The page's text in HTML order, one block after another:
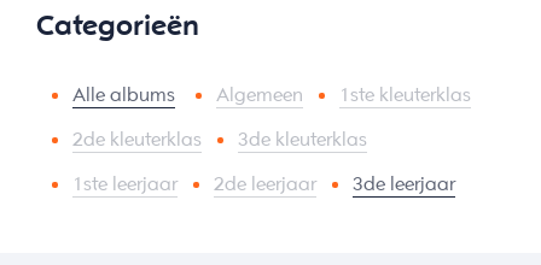
Categorieën
Alle albums Algemeen 1ste kleuterklas
2de kleuterklas 3de kleuterklas
1ste leerjaar 2de leerjaar 3de leerjaar